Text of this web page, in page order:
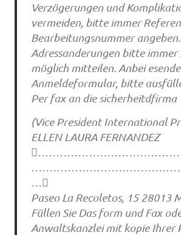
Verzögerungen und
vermeiden, bitte immer
Bearbeitungsnummer angeben.
Adressanderungen bitte immer
möglich mitteilen. Anbei
Anmeldeformular, bitte
Per fax an die sicherheitdfirma
(Vice President International
ELLEN LAURA FERNANDEZ
…
Paseo La Recoletos, 15 28013
Füllen Sie Das form und Fax
Anwaltskanzlei mit kopie Ihrer